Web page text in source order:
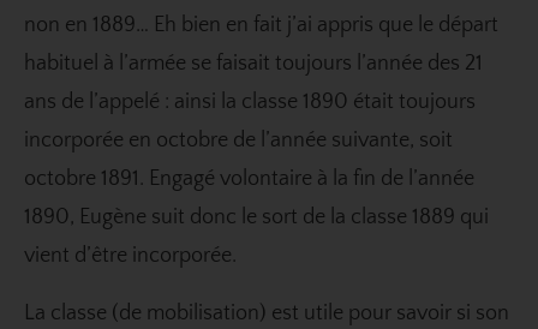
non en 1889… Eh bien en fait j’ai appris que le départ
habituel à l’armée se faisait toujours l’année des 21
ans de l’appelé : ainsi la classe 1890 était toujours
incorporée en octobre de l’année suivante, soit
octobre 1891. Engagé volontaire à la fin de l’année
1890, Eugène suit donc le sort de la classe 1889 qui
vient d’être incorporée.
La classe (de mobilisation) est utile pour savoir si son